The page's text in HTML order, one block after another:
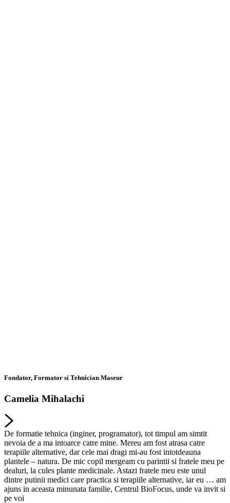
Fondator, Formator si Tehnician Maseur
Camelia Mihalachi
De formatie tehnica (inginer, programator), tot timpul am simtit
nevoia de a ma intoarce catre mine. Mereu am fost atrasa catre
terapiile alternative, dar cele mai dragi mi-au fost intotdeauna
plantele – natura. De mic copil mergeam cu parintii si fratele meu pe
dealuri, la cules plante medicinale. Astazi fratele meu este unul
dintre putinii medici care practica si terapiile alternative, iar eu … am
ajuns in aceasta minunata familie, Centrul BioFocus, unde va invit si
pe voi